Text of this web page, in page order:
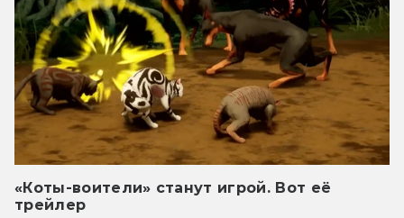
«Коты-воители» станут игрой. Вот её
трейлер